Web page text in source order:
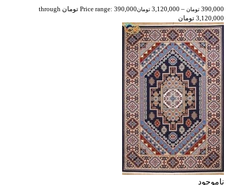
390,000 تومان –
3,120,000 تومان
Price range: 390,000 تومان through
3,120,000 تومان
ناموجود